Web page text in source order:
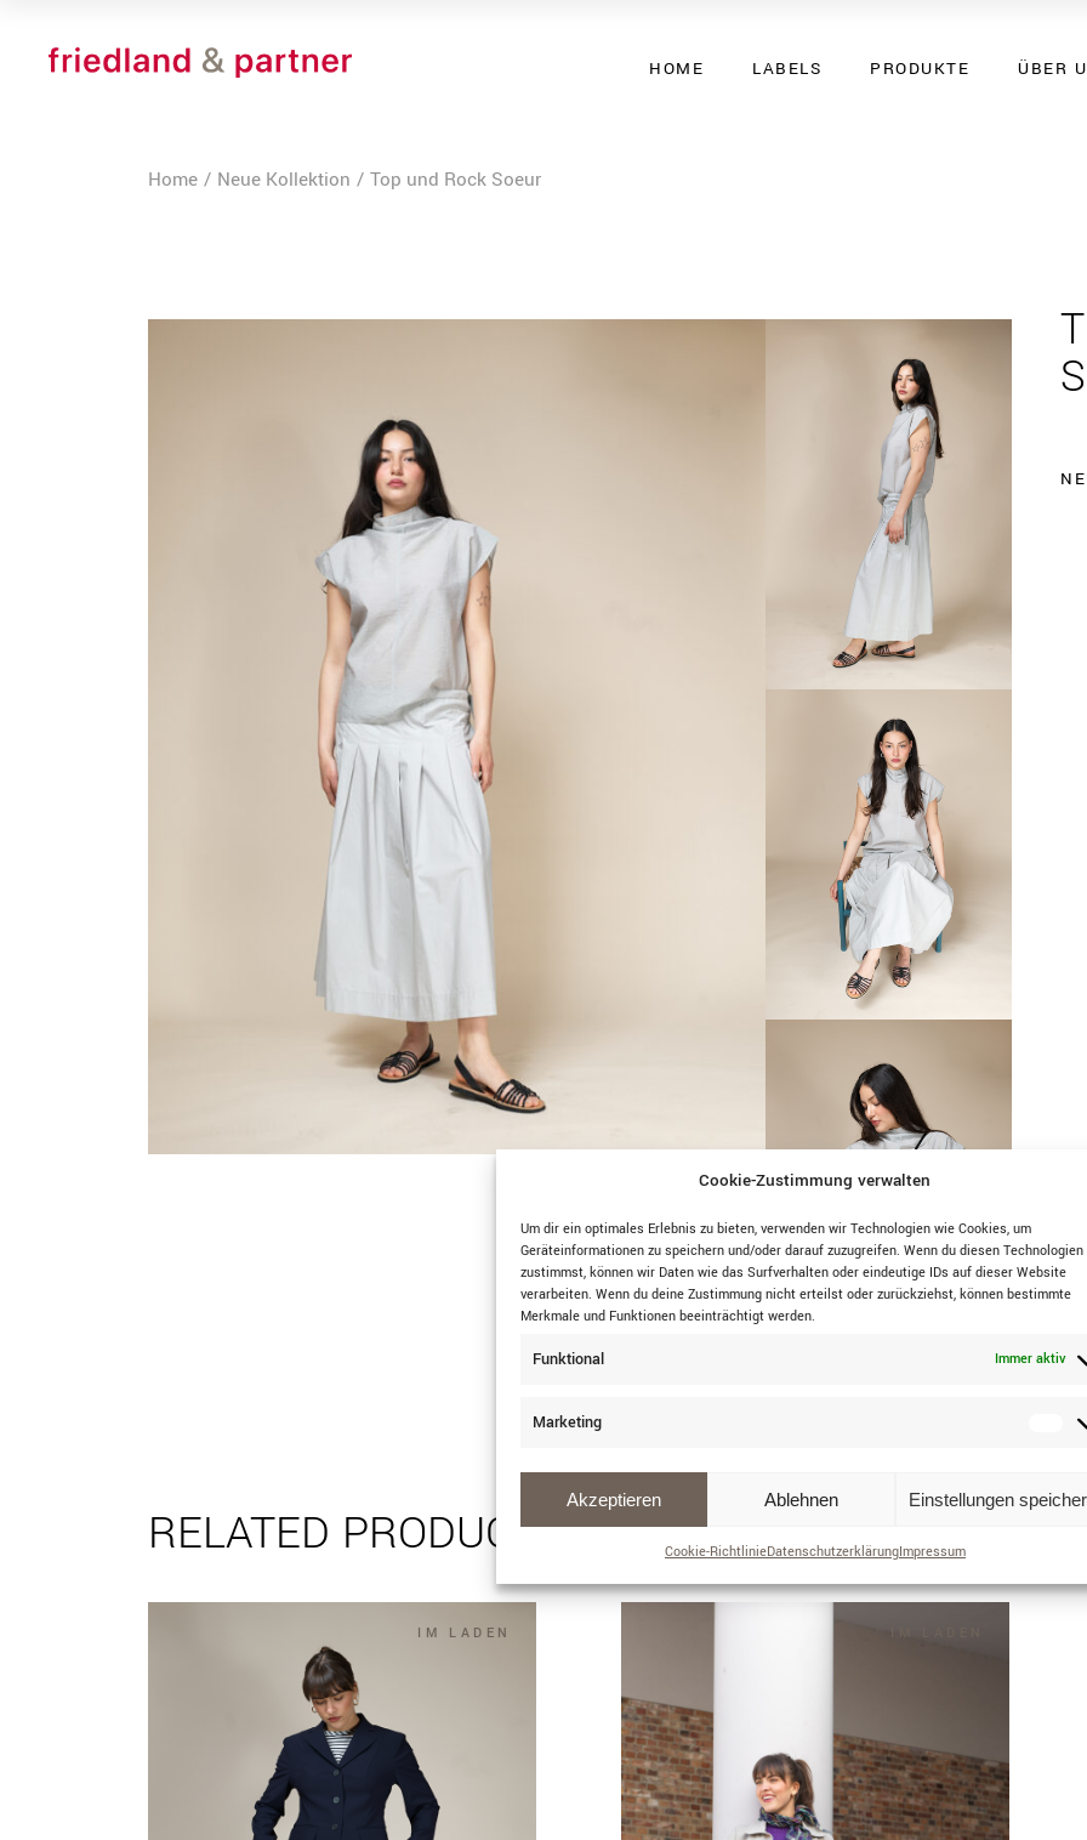
Cookie-Zustimmung verwalten
Um dir ein optimales Erlebnis zu bieten, verwenden wir Technologien wie Cookies, um
Geräteinformationen zu speichern und/oder darauf zuzugreifen. Wenn du diesen Technologien
zustimmst, können wir Daten wie das Surfverhalten oder eindeutige IDs auf dieser Website
verarbeiten. Wenn du deine Zustimmung nicht erteilst oder zurückziehst, können bestimmte
Merkmale und Funktionen beeinträchtigt werden.
Funktional Immer aktiv
Marketing
Akzeptieren Ablehnen Einstellungen
Cookie-RichtlinieDatenschutzerklärungImpressum
content HOME LABELS PRODUKTE ÜBER
Home Neue Kollektion Top und Rock Soeur
RELATED PRODUCTS